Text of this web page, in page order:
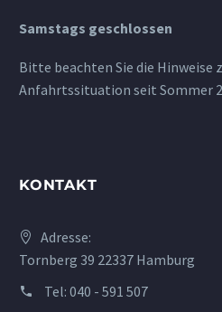
Samstags geschlossen
Bitte beachten Sie die Hinweise
Anfahrtssituation seit Sommer
KONTAKT
Adresse:
Tornberg 39 22337 Hamburg
Tel: 040 - 591 507